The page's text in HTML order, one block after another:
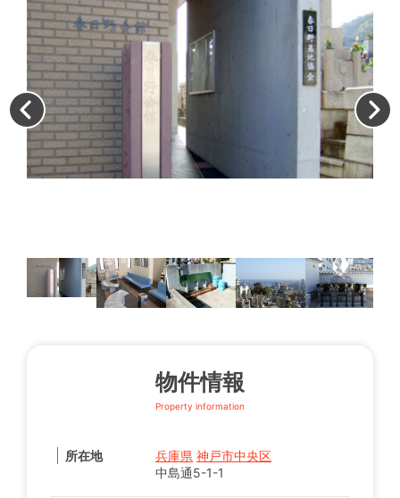
物件情報
Property information
所在地 兵庫県 神戸市中央区
中島通5-1-1